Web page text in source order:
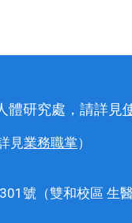
體研究處，請詳見
見業務職掌）
號 （雙和校區 生